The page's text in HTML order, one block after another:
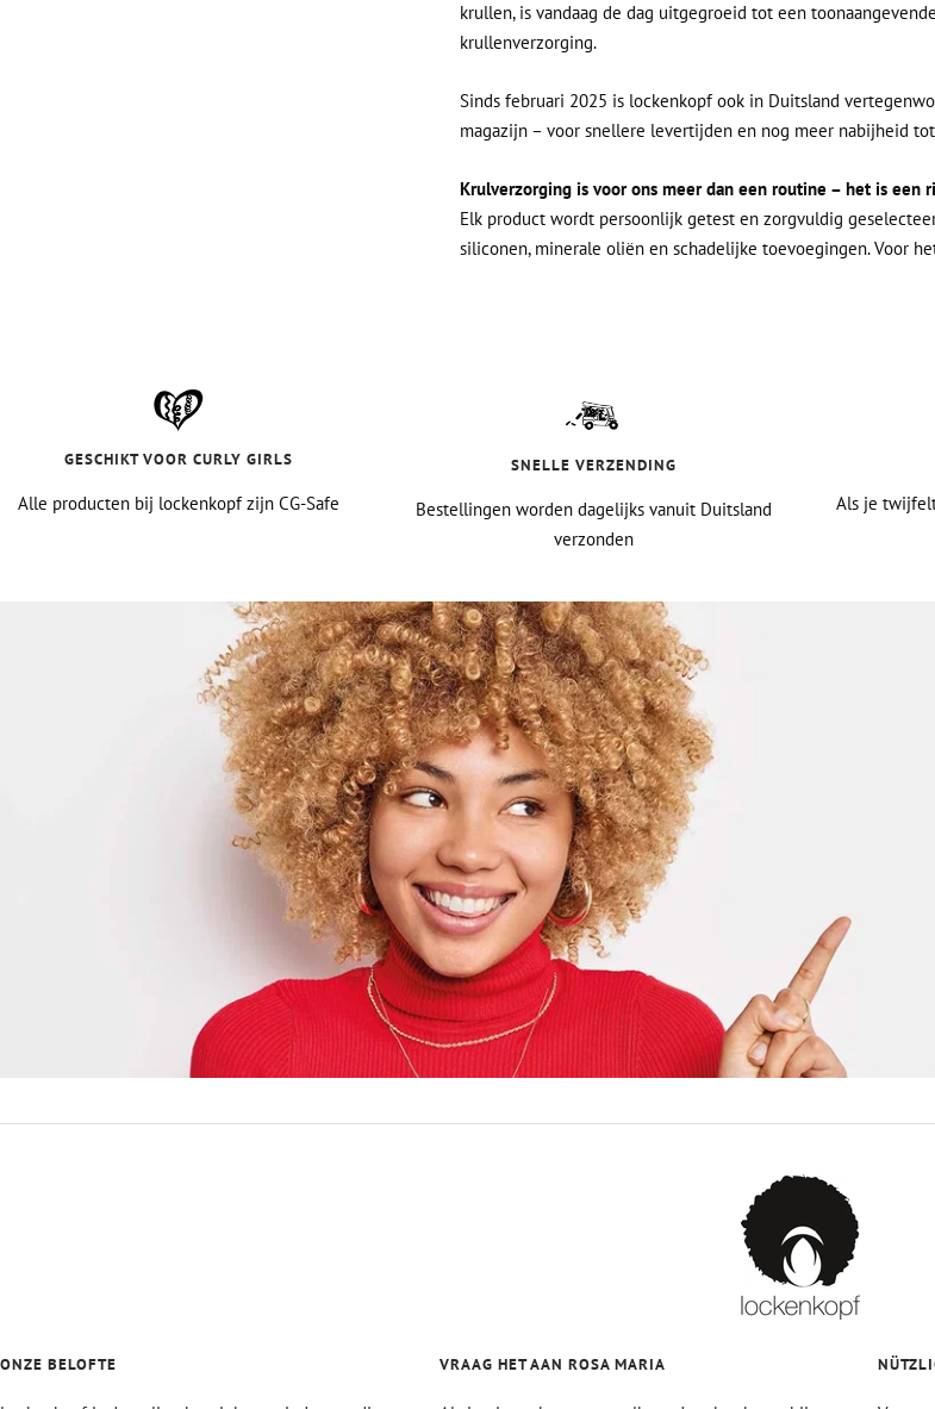
krullen, is vandaag de dag uitgegroeid tot een
krullenverzorging.
Sinds februari 2025 is lockenkopf ook in Duitsland
magazijn – voor snellere levertijden en nog meer nabijheid
Krulverzorging is voor ons meer dan een routine – het is een
Elk product wordt persoonlijk getest en zorgvuldig
siliconen, minerale oliën en schadelijke toevoegingen. Voor
GESCHIKT VOOR CURLY GIRLS
Alle producten bij lockenkopf zijn CG-Safe
SNELLE VERZENDING
Bestellingen worden dagelijks vanuit Duitsland
verzonden
Als je
ONZE BELOFTE VRAAG HET AAN ROSA MARIA